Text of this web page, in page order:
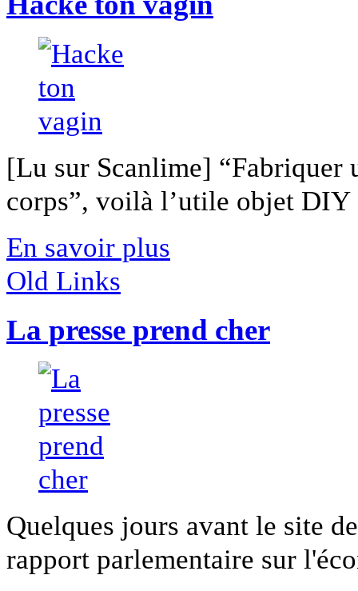
[Lu sur Scanlime] “Fabriquer
corps”, voilà l’utile objet
En savoir plus
Old Links
La presse prend cher
Quelques jours avant le site
rapport parlementaire sur